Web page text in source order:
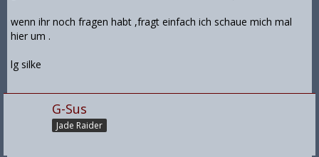
wenn ihr noch fragen habt ,fragt einfach ich schaue mich mal
hier um .
lg silke
G-Sus
Jade Raider